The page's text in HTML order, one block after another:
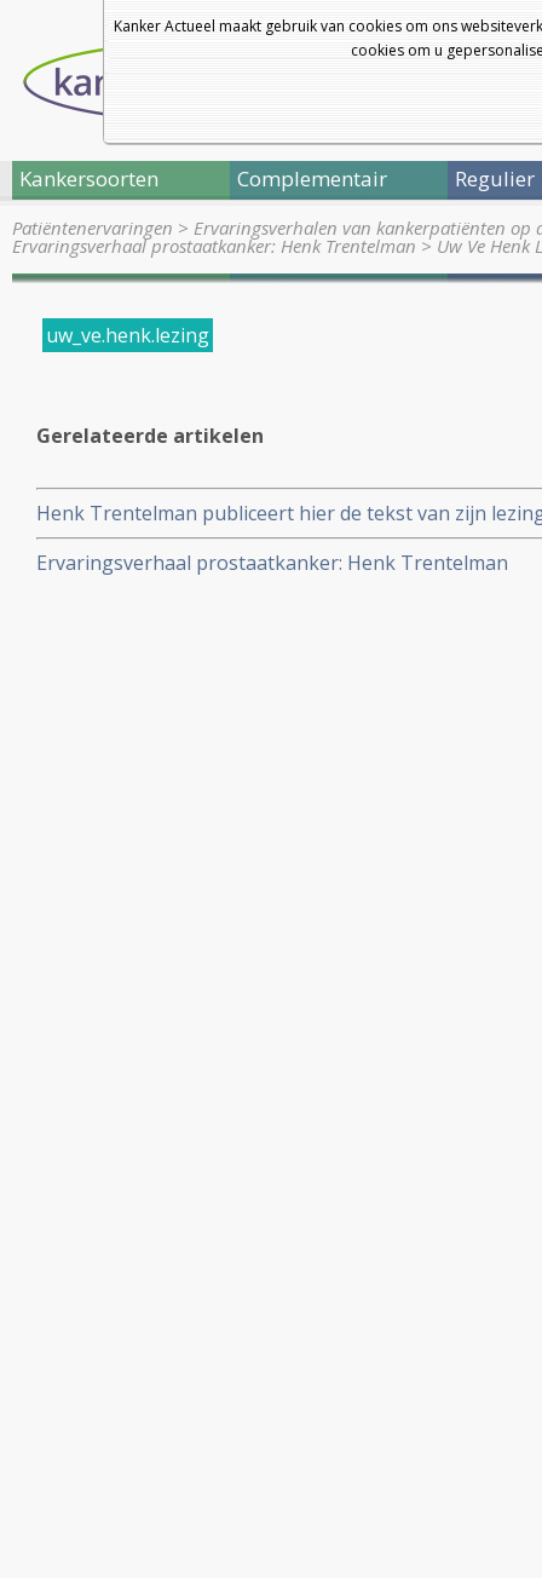
Kanker Actueel maakt gebruik van cookies om ons
cookies om u
Kankersoorten Complementair Regulier
Patiëntenervaringen > Ervaringsverhalen van kankerpatiënten op
Ervaringsverhaal prostaatkanker: Henk Trentelman > Uw Ve Henk
uw_ve.henk.lezing
Gerelateerde artikelen
Henk Trentelman publiceert hier de tekst van zijn
'nieuwe wegen in de strijd tegen kanker' d.d. 4 oktober
Ervaringsverhaal prostaatkanker: Henk Trentelman